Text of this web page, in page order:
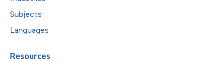
Subjects
Languages
Resources